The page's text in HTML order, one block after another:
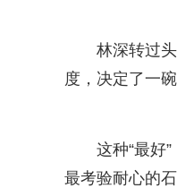
林深转过
度，决定了一
这种“最好
最考验耐心的